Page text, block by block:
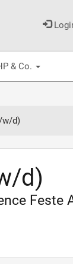
& Co.
w/d)
d)
Feste